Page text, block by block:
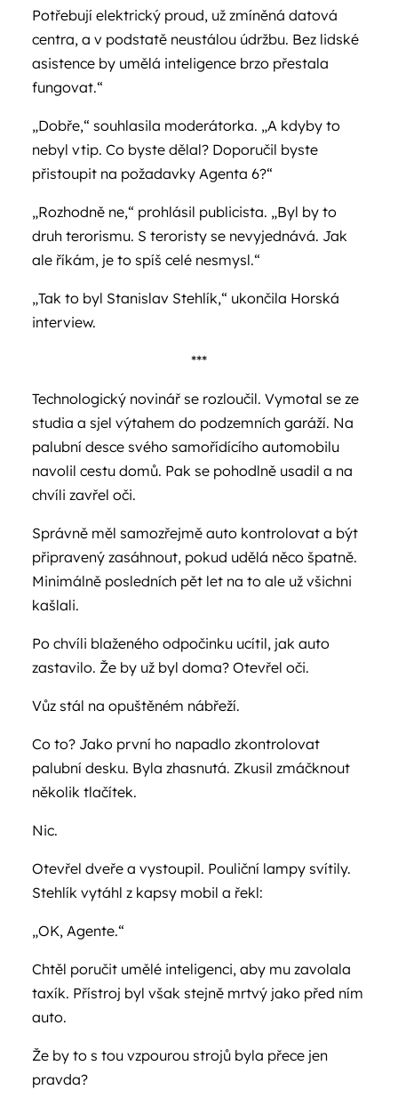
Potřebují elektrický proud, už zmíněná datová
centra, a v podstatě neustálou údržbu. Bez lidské
asistence by umělá inteligence brzo přestala
fungovat.“
„Dobře,“ souhlasila moderátorka. „A kdyby to
nebyl vtip. Co byste dělal? Doporučil byste
přistoupit na požadavky Agenta 6?“
„Rozhodně ne,“ prohlásil publicista. „Byl by to
druh terorismu. S teroristy se nevyjednává. Jak
ale říkám, je to spíš celé nesmysl.“
„Tak to byl Stanislav Stehlík,“ ukončila Horská
interview.
***
Technologický novinář se rozloučil. Vymotal se ze
studia a sjel výtahem do podzemních garáží. Na
palubní desce svého samořídícího automobilu
navolil cestu domů. Pak se pohodlně usadil a na
chvíli zavřel oči.
Správně měl samozřejmě auto kontrolovat a být
připravený zasáhnout, pokud udělá něco špatně.
Minimálně posledních pět let na to ale už všichni
kašlali.
Po chvíli blaženého odpočinku ucítil, jak auto
zastavilo. Že by už byl doma? Otevřel oči.
Vůz stál na opuštěném nábřeží.
Co to? Jako první ho napadlo zkontrolovat
palubní desku. Byla zhasnutá. Zkusil zmáčknout
několik tlačítek.
Nic.
Otevřel dveře a vystoupil. Pouliční lampy svítily.
Stehlík vytáhl z kapsy mobil a řekl:
„OK, Agente.“
Chtěl poručit umělé inteligenci, aby mu zavolala
taxík. Přístroj byl však stejně mrtvý jako před ním
auto.
Že by to s tou vzpourou strojů byla přece jen
pravda?